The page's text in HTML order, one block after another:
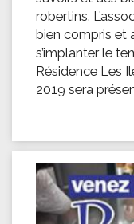
robertins.
bien compris et
s’implanter le
Résidence Les
2019 sera